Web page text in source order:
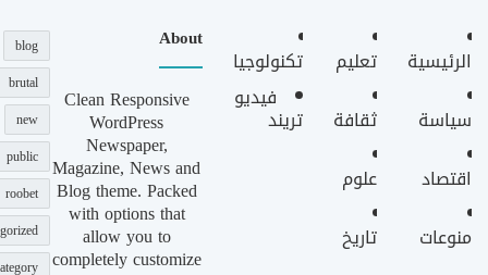
الرئيسية
سياسة
اقتصاد
منوعات
تعليم
ثقافة
علوم
تاريخ
تكنولوجيا
فيديو
تريند
About
Clean Responsive
WordPress
Newspaper,
Magazine, News and
Blog theme. Packed
with options that
allow you to
completely customize
blog
brutal
new
public
roobet